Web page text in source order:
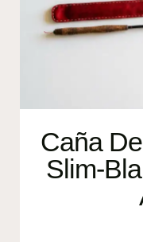
Caña
Slim-